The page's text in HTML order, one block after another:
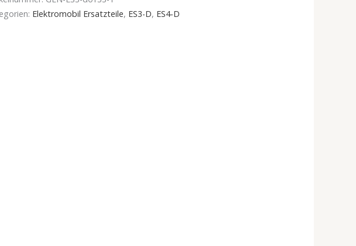
Elektromobil Ersatzteile, ES3-D, ES4-D